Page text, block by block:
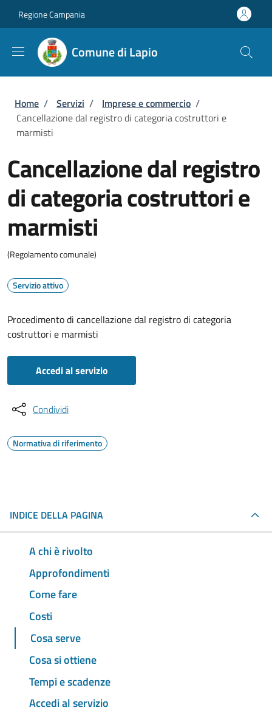
Regione Campania
Comune di Lapio
Briciole di pane
Home / Servizi / Imprese e commercio /
Cancellazione dal registro di categoria costruttori e
marmisti
Cancellazione dal registro
di categoria costruttori e
marmisti
(Regolamento comunale)
Servizio attivo
Procedimento di cancellazione dal registro di categoria
costruttori e marmisti
Accedi al servizio
Condividi
Normativa di riferimento
INDICE DELLA PAGINA
A chi è rivolto
Approfondimenti
Come fare
Costi
Cosa serve
Cosa si ottiene
Tempi e scadenze
Accedi al servizio